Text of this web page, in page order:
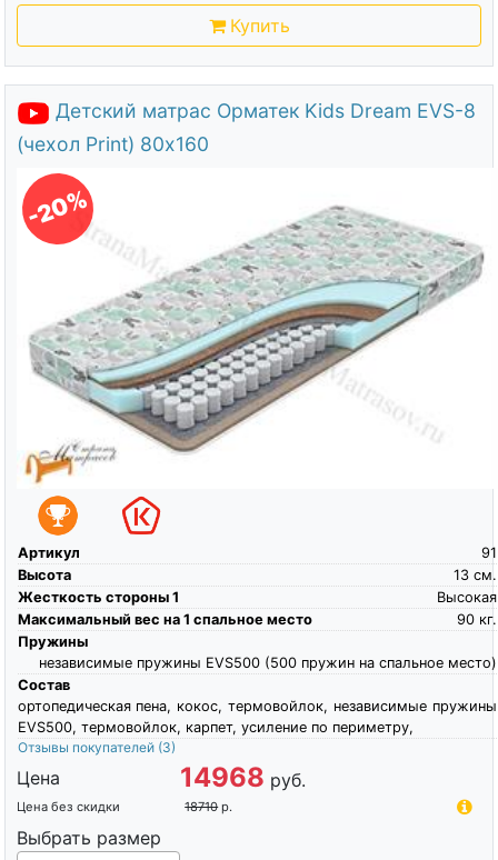
Купить
Детский матрас Орматек Kids Dream EVS-8
(чехол Print) 80х160
-20%
Артикул
91
Высота
см.
13
Жесткость стороны 1
Высокая
Максимальный вес на 1 спальное место
кг.
90
Пружины
независимые пружины EVS500 (500 пружин на спальное место)
Состав
ортопедическая пена, кокос, термовойлок, независимые пружины
EVS500, термовойлок, карпет, усиление по периметру,
Отзывы покупателей (3)
Цена 14968 руб.
Цена без скидки 18710 р.
Выбрать размер